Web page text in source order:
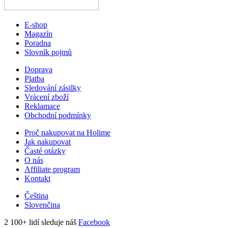
E-shop
Magazín
Poradna
Slovník pojmů
Doprava
Platba
Sledování zásilky
Vrácení zboží
Reklamace
Obchodní podmínky
Proč nakupovat na Holime
Jak nakupovat
Časté otázky
O nás
Affiliate program
Kontakt
Čeština
Slovenčina
2 100+ lidí sleduje náš Facebook